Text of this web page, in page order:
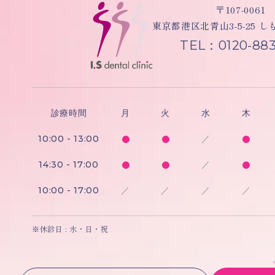
〒107-0061
東京都港区北青山3-5-25 し
TEL：0120-
診療時間 月 火 水 木
10:00 - 13:00 ／
14:30 - 17:00 ／
10:00 - 17:00 ／ ／ ／ ／
※休診日 : 水・日・祝